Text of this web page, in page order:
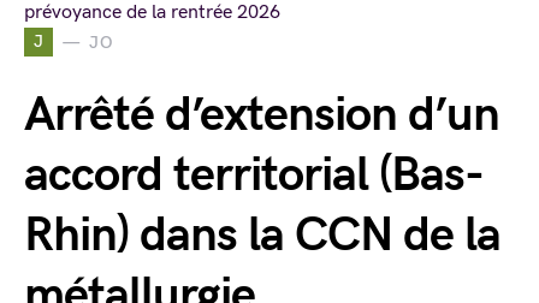
J JO
Arrêté d’extension d’un
accord territorial (Bas-
Rhin) dans la CCN de la
prévoyance de la rentrée 2026